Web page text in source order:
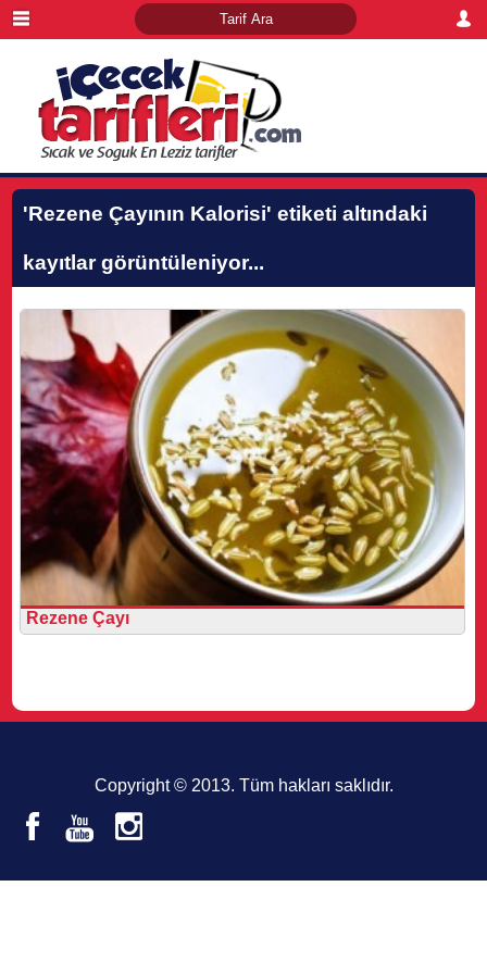
'Rezene Çayının Kalorisi' etiketi altındaki
kayıtlar görüntüleniyor...
Rezene Çayı
Copyright © 2013. Tüm hakları saklıdır.